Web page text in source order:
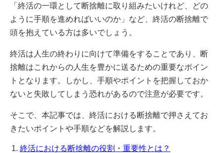
「終活の一環として断捨離に取り組みたいけれど、どの
ように手順を進めればいいのか」など、終活の断捨離で
頭を抱えている方は多いでしょう。
終活は人生の終わりに向けて準備をすることであり、断
捨離はこれからの人生を豊かに送るための重要なポイン
トとなります。しかし、手順やポイントを把握しておか
ないと失敗してしまう恐れがあるので注意が必要です。
そこで、本記事では、終活における断捨離で押さえてお
きたいポイントや手順などを解説します。
終活における断捨離の役割・重要性とは？